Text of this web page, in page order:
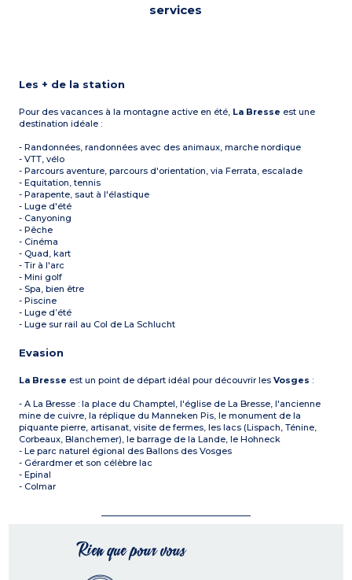
services
Les + de la station
Pour des vacances à la montagne active en été, La Bresse est une
destination idéale :
- Randonnées, randonnées avec des animaux, marche nordique
- VTT, vélo
- Parcours aventure, parcours d'orientation, via Ferrata, escalade
- Equitation, tennis
- Parapente, saut à l'élastique
- Luge d'été
- Canyoning
- Pêche
- Cinéma
- Quad, kart
- Tir à l'arc
- Mini golf
- Spa, bien être
- Piscine
- Luge d’été
- Luge sur rail au Col de La Schlucht
Evasion
La Bresse est un point de départ idéal pour découvrir lesVosges :
- A La Bresse : la place du Champtel, l'église de La Bresse, l'ancienne
mine de cuivre, la réplique du Manneken Pis, le monument de la
piquante pierre, artisanat, visite de fermes, les lacs (Lispach, Ténine,
Corbeaux, Blanchemer), le barrage de la Lande, le Hohneck
- Le parc naturel égional des Ballons des Vosges
- Gérardmer et son célèbre lac
- Epinal
- Colmar
Rien que pour vous